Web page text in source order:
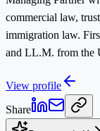
commercial law,
immigration law.
and LL.M. from the
View profile
Share